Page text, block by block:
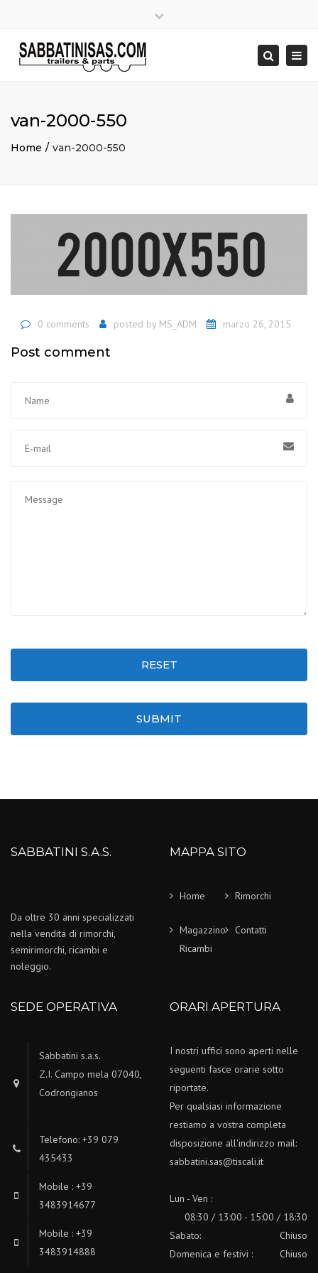
van-2000-550
Home van-2000-550
0 comments posted by MS_ADM marzo 26, 2015
Post comment
RESET
SUBMIT
SABBATINI S.A.S.
Da oltre 30 anni specializzati
nella vendita di rimorchi,
semirimorchi, ricambi e
noleggio.
MAPPA SITO
Home Rimorchi
Magazzino
Ricambi
Contatti
SEDE OPERATIVA
Sabbatini s.a.s.
Z.I. Campo mela 07040,
Codrongianos
Telefono: +39 079
435433
Mobile : +39
3483914677
Mobile : +39
3483914888
ORARI APERTURA
I nostri uffici sono aperti nelle
seguenti fasce orarie sotto
riportate.
Per qualsiasi informazione
restiamo a vostra completa
disposizione all'indirizzo mail:
sabbatini.sas@tiscali.it
Lun - Ven :
08:30 / 13:00 - 15:00 / 18:30
Sabato:
Chiuso
Domenica e festivi :
Chiuso